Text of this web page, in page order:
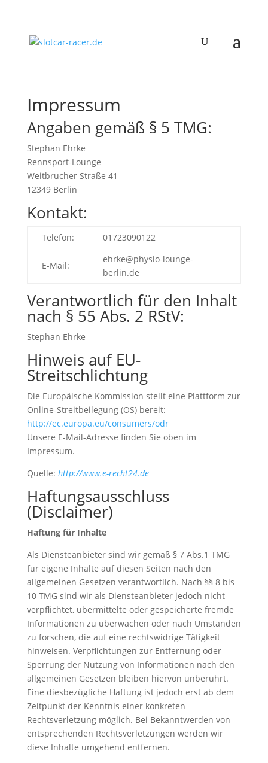
Impressum
Angaben gemäß § 5 TMG:
Stephan Ehrke
Rennsport-Lounge
Weitbrucher Straße 41
12349 Berlin
Kontakt:
Telefon: 01723090122
E-Mail:
ehrke@physio-lounge-
berlin.de
Verantwortlich für den Inhalt
nach § 55 Abs. 2 RStV:
Stephan Ehrke
Hinweis auf EU-
Streitschlichtung
Die Europäische Kommission stellt eine Plattform zur
Online-Streitbeilegung (OS) bereit:
http://ec.europa.eu/consumers/odr
Unsere E-Mail-Adresse finden Sie oben im
Impressum.
Quelle: http://www.e-recht24.de
Haftungsausschluss
(Disclaimer)
Haftung für Inhalte
Als Diensteanbieter sind wir gemäß § 7 Abs.1 TMG
für eigene Inhalte auf diesen Seiten nach den
allgemeinen Gesetzen verantwortlich. Nach §§ 8 bis
10 TMG sind wir als Diensteanbieter jedoch nicht
verpflichtet, übermittelte oder gespeicherte fremde
Informationen zu überwachen oder nach Umständen
zu forschen, die auf eine rechtswidrige Tätigkeit
hinweisen. Verpflichtungen zur Entfernung oder
Sperrung der Nutzung von Informationen nach den
allgemeinen Gesetzen bleiben hiervon unberührt.
Eine diesbezügliche Haftung ist jedoch erst ab dem
Zeitpunkt der Kenntnis einer konkreten
Rechtsverletzung möglich. Bei Bekanntwerden von
entsprechenden Rechtsverletzungen werden wir
diese Inhalte umgehend entfernen.